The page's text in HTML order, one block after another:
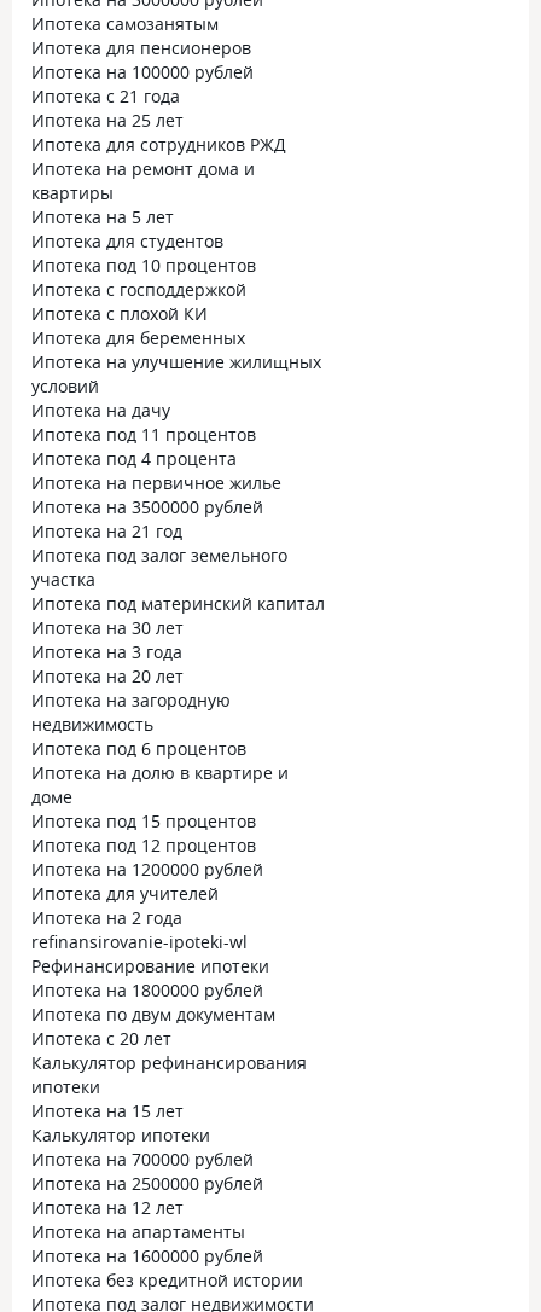
Ипотека самозанятым
Ипотека для пенсионеров
Ипотека на 100000 рублей
Ипотека с 21 года
Ипотека на 25 лет
Ипотека для сотрудников РЖД
Ипотека на ремонт дома и
квартиры
Ипотека на 5 лет
Ипотека для студентов
Ипотека под 10 процентов
Ипотека с господдержкой
Ипотека с плохой КИ
Ипотека для беременных
Ипотека на улучшение жилищных
условий
Ипотека на дачу
Ипотека под 11 процентов
Ипотека под 4 процента
Ипотека на первичное жилье
Ипотека на 3500000 рублей
Ипотека на 21 год
Ипотека под залог земельного
участка
Ипотека под материнский капитал
Ипотека на 30 лет
Ипотека на 3 года
Ипотека на 20 лет
Ипотека на загородную
недвижимость
Ипотека под 6 процентов
Ипотека на долю в квартире и
доме
Ипотека под 15 процентов
Ипотека под 12 процентов
Ипотека на 1200000 рублей
Ипотека для учителей
Ипотека на 2 года
refinansirovanie-ipoteki-wl
Рефинансирование ипотеки
Ипотека на 1800000 рублей
Ипотека по двум документам
Ипотека с 20 лет
Калькулятор рефинансирования
ипотеки
Ипотека на 15 лет
Калькулятор ипотеки
Ипотека на 700000 рублей
Ипотека на 2500000 рублей
Ипотека на 12 лет
Ипотека на апартаменты
Ипотека на 1600000 рублей
Ипотека без кредитной истории
Ипотека под залог недвижимости